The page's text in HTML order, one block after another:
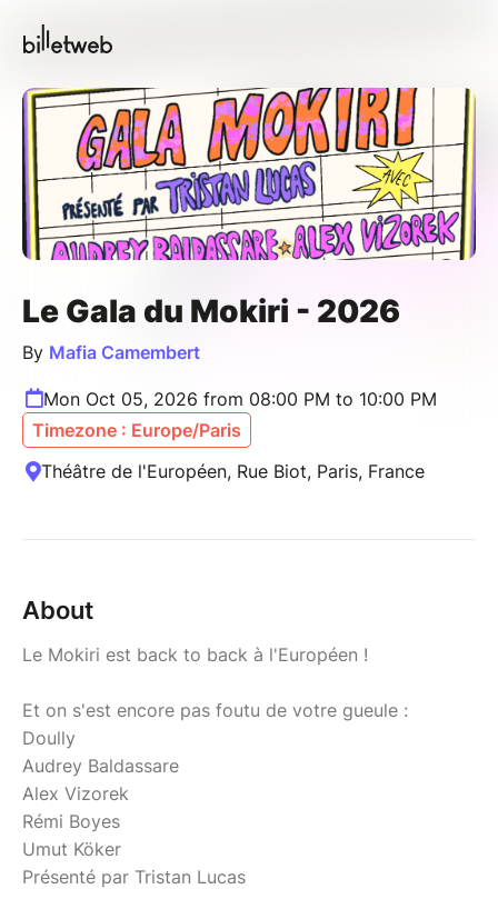
Le Gala du Mokiri - 2026
By Mafia Camembert
Mon Oct 05, 2026 from 08:00 PM to 10:00 PM
Timezone : Europe/Paris
Théâtre de l'Européen, Rue Biot, Paris, France
About
Le Mokiri est back to back à l'Européen !
Et on s'est encore pas foutu de votre gueule :
Doully
Audrey Baldassare
Alex Vizorek
Rémi Boyes
Umut Köker
Présenté par Tristan Lucas